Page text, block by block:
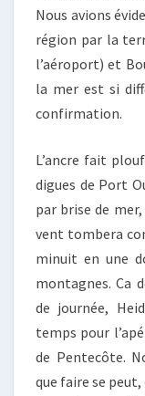
Nous avions
région par la
l’aéroport) et
la mer est si
confirmation.
L’ancre fait
digues de Port
par brise de mer,
vent tombera
minuit en une
montagnes. Ca
de journée,
temps pour
de Pentecôte.
que faire se